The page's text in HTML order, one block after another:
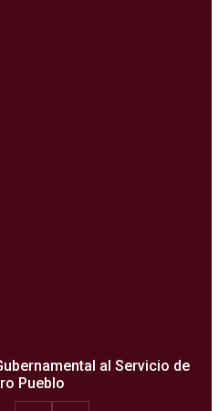
al Servicio de
Pueblo